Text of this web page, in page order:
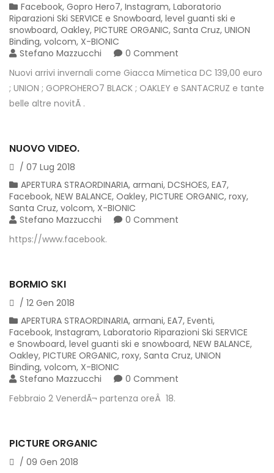
Facebook, Gopro Hero7, Instagram, Laboratorio
Riparazioni Ski SERVICE e Snowboard, level guanti ski e
snowboard, Oakley, PICTURE ORGANIC, Santa Cruz, UNION
Binding, volcom, X-BIONIC
Stefano Mazzucchi
0 Comment
Nuovi arrivi invernali come Giacca Mimetica DC 139,00 euro
; UNION ; GOPROHERO7 BLACK ; OAKLEY e SANTACRUZ e tante
belle altre novitÃ .
NUOVO VIDEO.
/ 07 Lug 2018
APERTURA STRAORDINARIA, armani, DCSHOES, EA7,
Facebook, NEW BALANCE, Oakley, PICTURE ORGANIC, roxy,
Santa Cruz, volcom, X-BIONIC
Stefano Mazzucchi
0 Comment
https://www.facebook.
BORMIO SKI
/ 12 Gen 2018
APERTURA STRAORDINARIA, armani, EA7, Eventi,
Facebook, Instagram, Laboratorio Riparazioni Ski SERVICE
e Snowboard, level guanti ski e snowboard, NEW BALANCE,
Oakley, PICTURE ORGANIC, roxy, Santa Cruz, UNION
Binding, volcom, X-BIONIC
Stefano Mazzucchi
0 Comment
Febbraio 2 VenerdÃ¬ partenza oreÂ 18.
PICTURE ORGANIC
/ 09 Gen 2018